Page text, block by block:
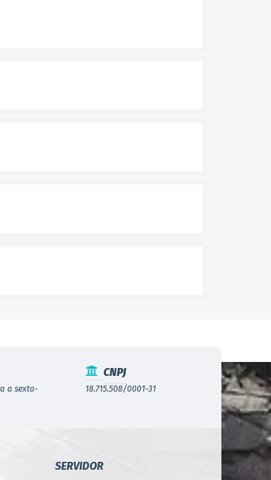
a sexta-
CNPJ
18.715.508/0001-31
SERVIDOR